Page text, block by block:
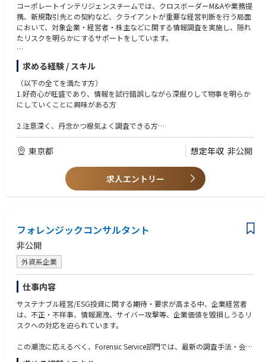
コーポレートインテリジェンスチームでは、クロスボーダーM&Aや業務提
携、新規取引先との契約など、クライアントが重要な経営判断を行う局面
において、対象企業・経営者・株主などに関する情報調査を実施し、隠れ
たリスクを明らかにするサポートをしています。
具体的には、対象企業や経営者・株主などについての公開情報の収集・分
析（OSINT調査）に加え、独自のグローバルネットワークを活用した情報
収集（インテリジェンス調査）を行い、ビジネスのグローバル化や複雑化
に伴う多様なリスク対策を支援しています。
求める経験 / スキル
（以下の全てを満たす方）
1.好奇心が旺盛であり、情報を試行錯誤しながら深掘りして物事を明らか
にしていくことに興味がある方
2.注意深く、丹念かつ根気よく調査できる方
3.論理的思考力に優れた方
4.グローバルな視点で物事を考えられる方
5.異なる専門性を尊重し、誠実に仕事をすることができる方
1.調査会社、メディア業界、海外での学術研究などにおいて3年程度の社
会人経験を有する方。
2.4年制大学卒業以上の学歴を有する方。海外大学・大学院卒業歓迎
3.英語および日本語で情報を収集し、報告書にまとめた経験を有する方、
※日本語・英語以外の言語を使用できる方は尚可
東京都 想定年収 非公開
求人エントリー
フォレンジックコンサルタント
非公開
外資系企業
仕事内容
サステナブル経営/ESG投資に関する期待・要求が高まる中、企業経営者
は、不正・不祥事、情報漏洩、サイバー攻撃等、企業価値を毀損しうるリ
スクへの対応を迫られています。
この潮流に応えるべく、Forensic Service部門では、最新の調査手法・会計
知識・ITテクノロジーを活用し、不正・不祥事等の事実解明調査（第三者